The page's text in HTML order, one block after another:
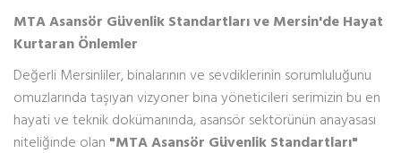
MTA Asansör Güvenlik Standartları ve Mersin'de Hayat
Kurtaran Önlemler
Değerli Mersinliler, binalarının ve sevdiklerinin sorumluluğunu
omuzlarında taşıyan vizyoner bina yöneticileri serimizin bu en
hayati ve teknik dokümanında, asansör sektörünün anayasası
niteliğinde olan "MTA Asansör Güvenlik Standartları"